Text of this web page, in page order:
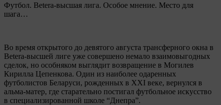
Футбол. Betera-высшая лига. Особое мнение. Место для
шага…
Во время открытого до девятого августа трансферного окна в
Betera-высшей лиге уже совершено немало взаимовыгодных
сделок, но особняком выглядит возвращение в Могилев
Кирилла Цепенкова. Один из наиболее одаренных
футболистов Беларуси, рожденных в XXI веке, вернулся в
альма-матер, где старательно постигал футбольное искусство
в специализированной школе “Днепра”.